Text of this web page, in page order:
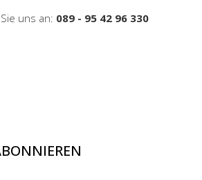
uns an: 089 - 95 42 96 330